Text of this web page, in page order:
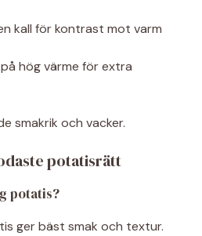
kall för kontrast mot varm
hög värme för extra
smakrik och vacker.
potatisrätt
potatis?
ger bäst smak och textur.